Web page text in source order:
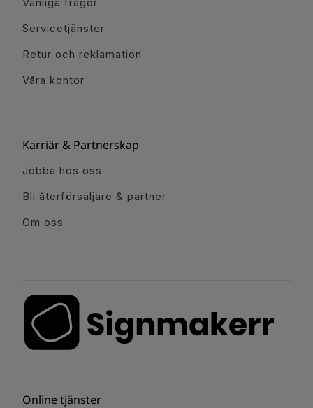
Servicetjänster
Retur och reklamation
Våra kontor
Karriär & Partnerskap
Jobba hos oss
Bli återförsäljare & partner
Om oss
Online tjänster